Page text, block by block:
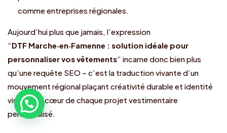
comme entreprises régionales.
Aujourd’hui plus que jamais, l’expression
“DTF Marche‑en‑Famenne : solution idéale pour
personnaliser vos vêtements” incarne donc bien plus
qu’une requête SEO – c’est la traduction vivante d’un
mouvement régional plaçant créativité durable et identité
visuelle au cœur de chaque projet vestimentaire
personnalisé.